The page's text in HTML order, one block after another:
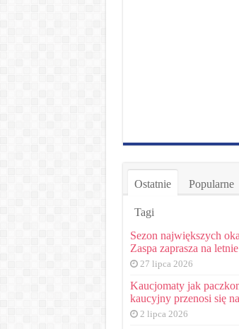
Ostatnie Popularne
Tagi
Sezon największych
Zaspa zaprasza na
27 lipca 2026
Kaucjomaty jak
kaucyjny przenosi się
2 lipca 2026